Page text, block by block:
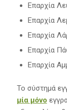
Επαρχία
Επαρχία
Επαρχία
Επαρχία
Επαρχία
Το σύστημά
μία μόνο